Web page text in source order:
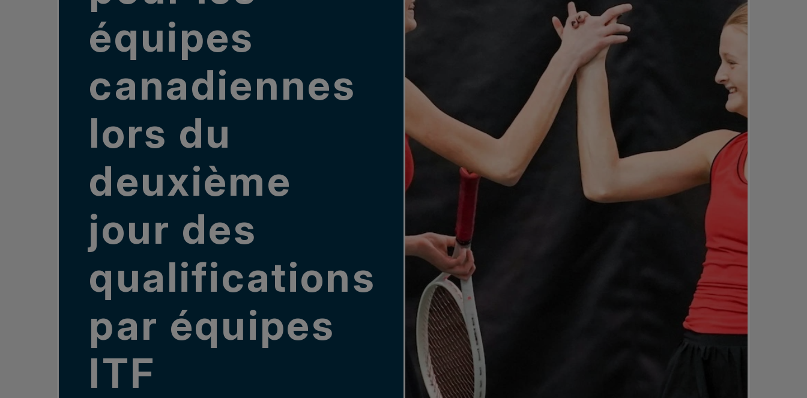
équipes
canadiennes
lors du
deuxième
jour des
qualifications
par équipes
ITF